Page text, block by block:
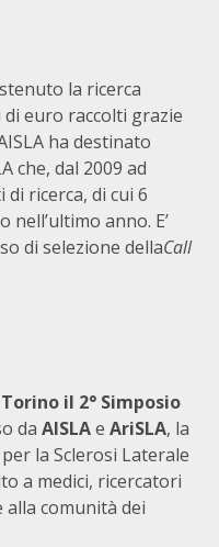
la ricerca
euro raccolti grazie
ha destinato
che, dal 2009 ad
ricerca, di cui 6
nell’ultimo anno. E’
di selezione dellaCall
Torino il 2° Simposio
da AISLAe AriSLA, la
la Sclerosi Laterale
a medici, ricercatori
comunità dei